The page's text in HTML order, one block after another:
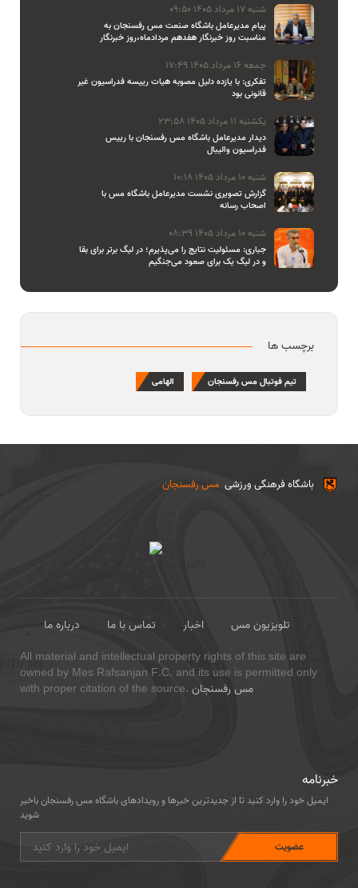
شنبه 17 مرداد 1405 09:50
پیام مدیرعامل باشگاه صنعت مس رفسنجان به
مناسبت روز خبرنگار هفدهم مردادماه،روز خبرنگار
جمعه 16 مرداد 1405 17:49
تفکری: با یازده دلیل مصوبه هیات رییسه فدراسیون غیر
قانونی بود
یکشنبه 11 مرداد 1405 23:58
دیدار مدیرعامل باشگاه مس رفسنجان با رییس
فدراسیون والیبال
شنبه 10 مرداد 1405 10:18
گزارش تصویری نشست مدیرعامل باشگاه مس با
اصحاب رسانه
شنبه 10 مرداد 1405 08:39
جباری: مسئولیت نتایج را می‌پذیرم؛ در لیگ برتر برای بقا
و در لیگ یک برای صعود می‌جنگیم
برچسب ها
تیم فوتبال مس رفسنجان الهامی
مس رفسنجان باشگاه فرهنگی ورزشی
درباره ما تماس با ما اخبار
تلویزیون مس
All material and intellectual property rights of this site are
owned by Mes Rafsanjan F.C. and its use is permitted only
with proper citation of the source. مس رفسنجان
خبرنامه
ایمیل خود را وارد کنید تا از جدیدترین خبرها و رویدادهای باشگاه مس رفسنجان باخبر
شوید